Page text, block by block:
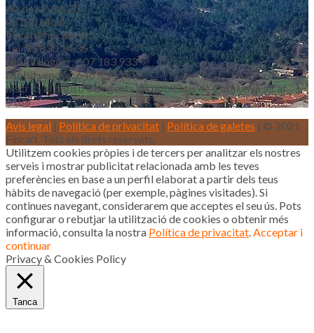
Av. de la Vila 20
08180 Moià
fincat@fincat.cat
Tel. 93 830 14 35
Mòbil lloguer: 607 183 933
Mòbil vendes: 646 853 559
Inscrits al registre d’agents immobiliaris de Catalunya aicat
4188
Avis legal | Política de privacitat | Política de galetes | © 2021
Finca't. Tots els drets reservats.
Utilitzem cookies pròpies i de tercers per analitzar els nostres
serveis i mostrar publicitat relacionada amb les teves
preferències en base a un perfil elaborat a partir dels teus
hàbits de navegació (per exemple, pàgines visitades). Si
continues navegant, considerarem que acceptes el seu ús. Pots
configurar o rebutjar la utilització de cookies o obtenir més
informació, consulta la nostra Política de privacitat Acceptar i
continuar
Privacy & Cookies Policy
Tanca